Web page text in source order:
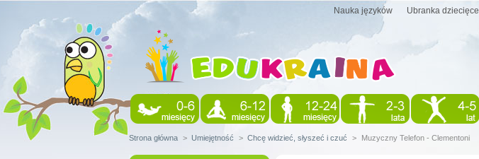
Nauka języków Ubranka dziecięce
Strona główna > Umiejętność > Chcę widzieć, słyszeć i czuć > Muzyczny Telefon - Clementoni